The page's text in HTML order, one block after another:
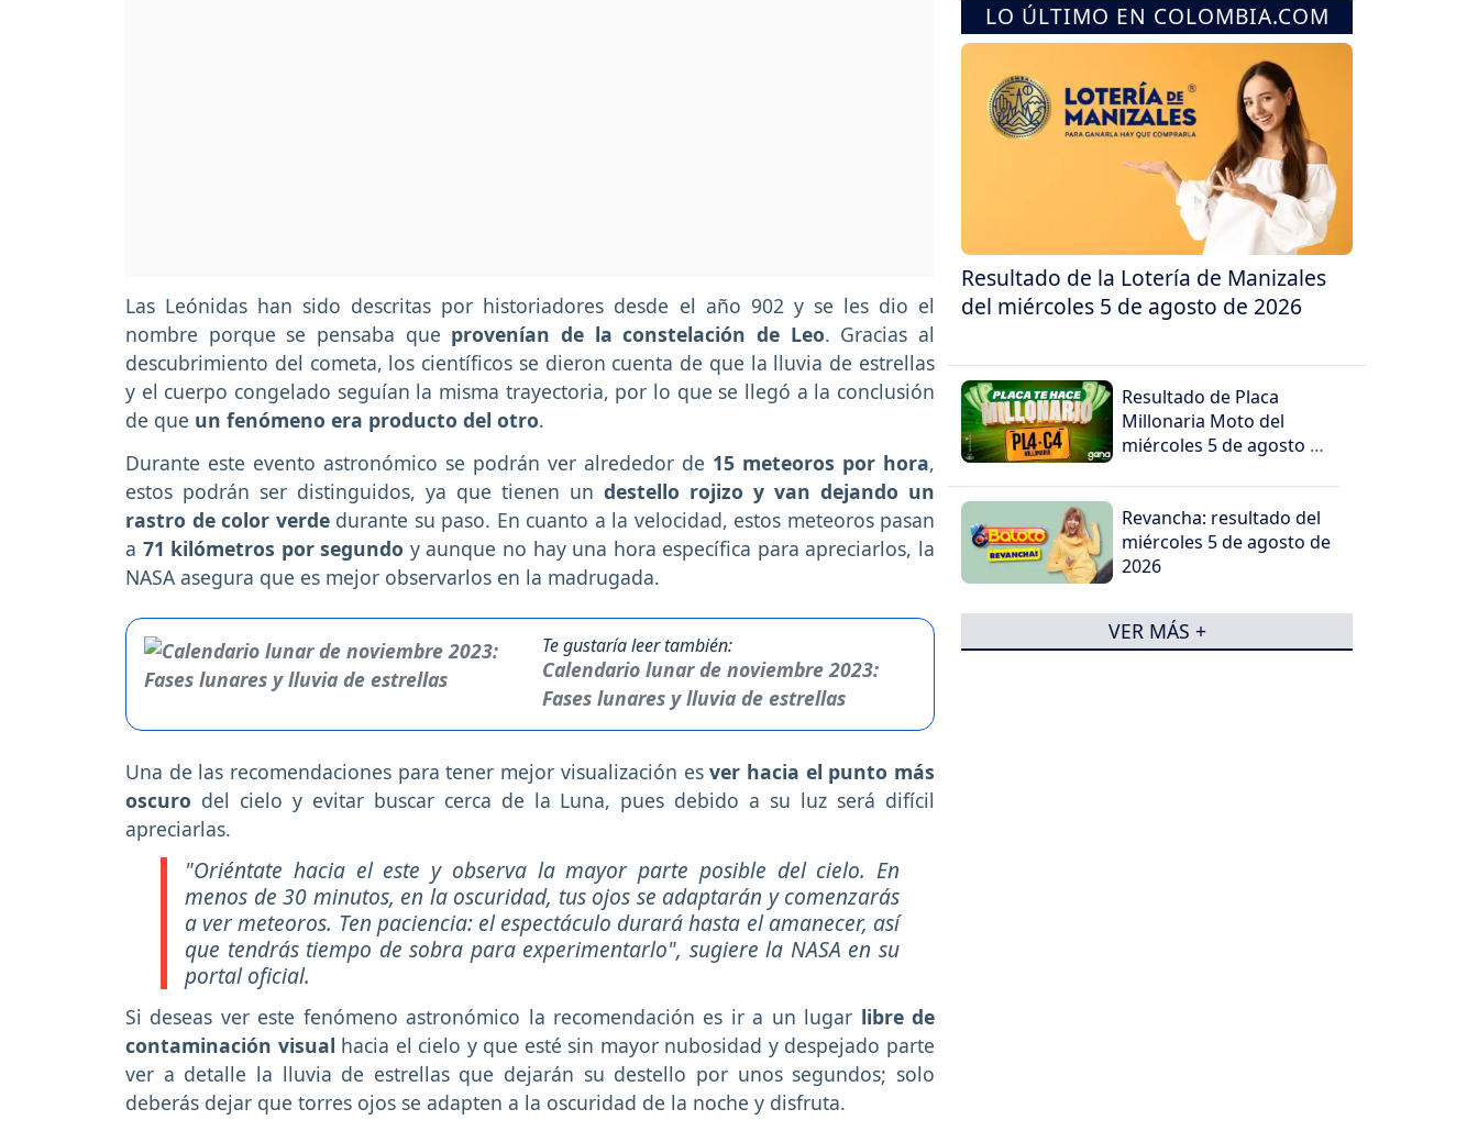
Las Leónidas han sido descritas por historiadores desde el año 902 y se les dio el
nombre porque se pensaba que provenían de la constelación de Leo. Gracias al
descubrimiento del cometa, los científicos se dieron cuenta de que la lluvia de estrellas
y el cuerpo congelado seguían la misma trayectoria, por lo que se llegó a la conclusión
de que un fenómeno era producto del otro.
Durante este evento astronómico se podrán ver alrededor de 15 meteoros por hora,
estos podrán ser distinguidos, ya que tienen un destello rojizo y van dejando un
rastro de color verdedurante su paso. En cuanto a la velocidad, estos meteoros pasan
a 71 kilómetros por segundo y aunque no hay una hora específica para apreciarlos, la
NASA asegura que es mejor observarlos en la madrugada.
Te gustaría leer también:
Calendario lunar de noviembre 2023:
Fases lunares y lluvia de estrellas
Una de las recomendaciones para tener mejor visualización esver hacia el punto más
oscuro del cielo y evitar buscar cerca de la Luna, pues debido a su luz será difícil
apreciarlas.
"Oriéntate hacia el este y observa la mayor parte posible del cielo. En
menos de 30 minutos, en la oscuridad, tus ojos se adaptarán y comenzarás
a ver meteoros. Ten paciencia: el espectáculo durará hasta el amanecer, así
que tendrás tiempo de sobra para experimentarlo", sugiere la NASA en su
portal oficial.
Si deseas ver este fenómeno astronómico la recomendación es ir a un lugar libre de
contaminación visual hacia el cielo y que esté sin mayor nubosidad y despejado parte
ver a detalle la lluvia de estrellas que dejarán su destello por unos segundos; solo
deberás dejar que torres ojos se adapten a la oscuridad de la noche y disfruta.
LO ÚLTIMO EN COLOMBIA.COM
Resultado de la Lotería de Manizales
del miércoles 5 de agosto de 2026
Resultado de Placa
Millonaria Moto del
miércoles 5 de agosto de
Revancha: resultado del
miércoles 5 de agosto de
2026
VER MÁS +